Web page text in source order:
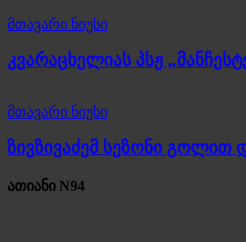
მთავარი ნიუსი
კვარაცხელიას პსჟ
მთავარი ნიუსი
ზივზივაძემ სეზონი გოლით
ათიანი N94